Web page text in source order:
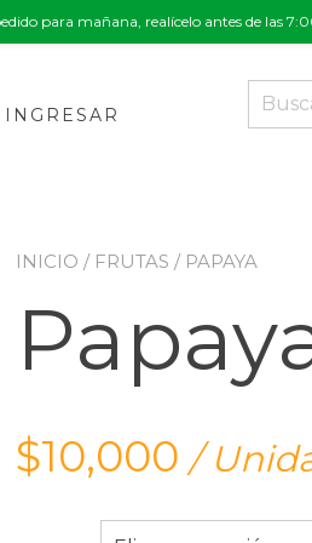
INGRESAR
Buscar
por:
INICIO / FRUTAS / PAPAYA
$10,000 /
para mañana, realícelo antes de las